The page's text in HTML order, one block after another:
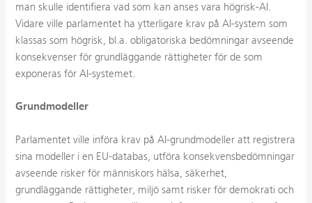
man skulle identifiera vad som kan anses vara högrisk-AI.
Vidare ville parlamentet ha ytterligare krav på AI-system som
klassas som högrisk, bl.a. obligatoriska bedömningar avseende
konsekvenser för grundläggande rättigheter för de som
exponeras för AI-systemet.
Grundmodeller
Parlamentet ville införa krav på AI-grundmodeller att registrera
sina modeller i en EU-databas, utföra konsekvensbedömningar
avseende risker för människors hälsa, säkerhet,
grundläggande rättigheter, miljö samt risker för demokrati och